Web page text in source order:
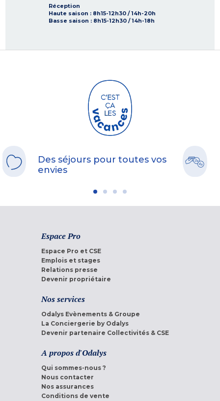
Réception
Haute saison : 8h15-12h30 / 14h-20h
Basse saison : 8h15-12h30 / 14h-18h
Des séjours pour toutes vos
envies
Espace Pro
Espace Pro et CSE
Emplois et stages
Relations presse
Devenir propriétaire
Nos services
Odalys Evènements & Groupe
La Conciergerie by Odalys
Devenir partenaire Collectivités & CSE
A propos d'Odalys
Qui sommes-nous ?
Nous contacter
Nos assurances
Conditions de vente